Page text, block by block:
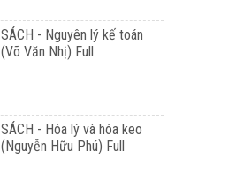
SÁCH - Nguyên lý kế toán
(Võ Văn Nhị) Full
SÁCH - Hóa lý và hóa keo
(Nguyễn Hữu Phú) Full